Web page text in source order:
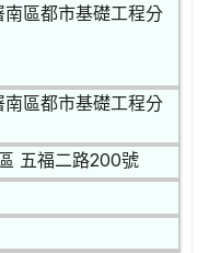
區都市基礎工程分
區都市基礎工程分
五福二路200號